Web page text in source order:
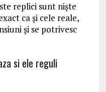
replici sunt niște
ca și cele reale,
și se potrivesc
si ele reguli